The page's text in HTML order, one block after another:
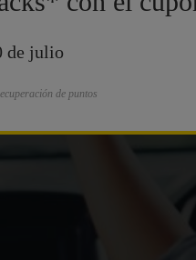
de julio
de puntos